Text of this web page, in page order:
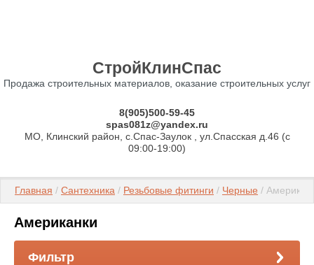
СтройКлинСпас
Продажа строительных материалов, оказание строительных услуг
8(905)500-59-45
spas081z@yandex.ru
МО, Клинский район, с.Спас-Заулок , ул.Спасская д.46 (c
09:00-19:00)
Главная / Сантехника / Резьбовые фитинги / Черные /
Американки
Фильтр